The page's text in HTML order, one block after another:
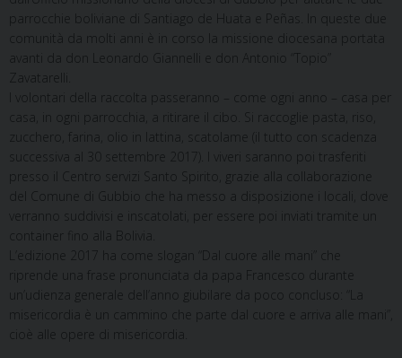
parrocchie boliviane di Santiago de Huata e Peñas. In queste due
comunità da molti anni è in corso la missione diocesana portata
avanti da don Leonardo Giannelli e don Antonio “Topio”
Zavatarelli.
I volontari della raccolta passeranno – come ogni anno – casa per
casa, in ogni parrocchia, a ritirare il cibo. Si raccoglie pasta, riso,
zucchero, farina, olio in lattina, scatolame (il tutto con scadenza
successiva al 30 settembre 2017). I viveri saranno poi trasferiti
presso il Centro servizi Santo Spirito, grazie alla collaborazione
del Comune di Gubbio che ha messo a disposizione i locali, dove
verranno suddivisi e inscatolati, per essere poi inviati tramite un
container fino alla Bolivia.
L’edizione 2017 ha come slogan “Dal cuore alle mani” che
riprende una frase pronunciata da papa Francesco durante
un’udienza generale dell’anno giubilare da poco concluso: “La
misericordia è un cammino che parte dal cuore e arriva alle mani”,
cioè alle opere di misericordia.